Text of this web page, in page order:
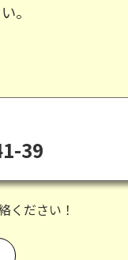
。
39
ください！